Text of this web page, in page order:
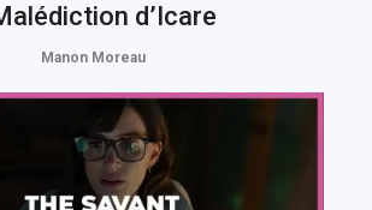
d’Icare
Manon Moreau